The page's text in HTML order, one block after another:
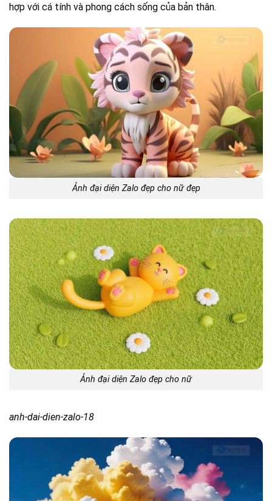
hợp với cá tính và phong cách sống của bản thân.
Ảnh đại diện Zalo đẹp cho nữ đẹp
Ảnh đại diện Zalo đẹp cho nữ
anh-dai-dien-zalo-18